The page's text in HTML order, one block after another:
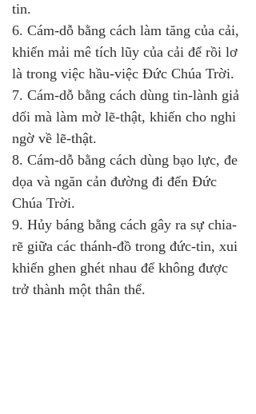
tin.
6. Cám-dỗ bằng cách làm tăng của cải,
khiến mải mê tích lũy của cải để rồi lơ
là trong việc hầu-việc Ðức Chúa Trời.
7. Cám-dỗ bằng cách dùng tin-lành giả
dối mà làm mờ lẽ-thật, khiến cho nghi
ngờ về lẽ-thật.
8. Cám-dỗ bằng cách dùng bạo lực, đe
dọa và ngăn cản đường đi đến Ðức
Chúa Trời.
9. Hủy báng bằng cách gây ra sự chia-
rẽ giữa các thánh-đồ trong đức-tin, xui
khiến ghen ghét nhau để không được
trở thành một thân thể.